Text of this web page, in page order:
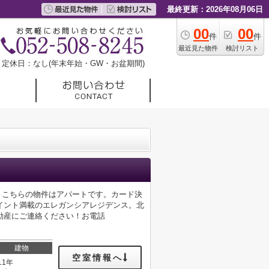
最終更新：2026年08月06日
00件
最近見た物件
00件
検討リスト
定休日：なし(年末年始・GW・お盆期間)
ちらの物件はアパートです。カード決
ト満載のエレガンシアレジデンス。北
にご連絡ください！お電話
建物
年
空室情報へ